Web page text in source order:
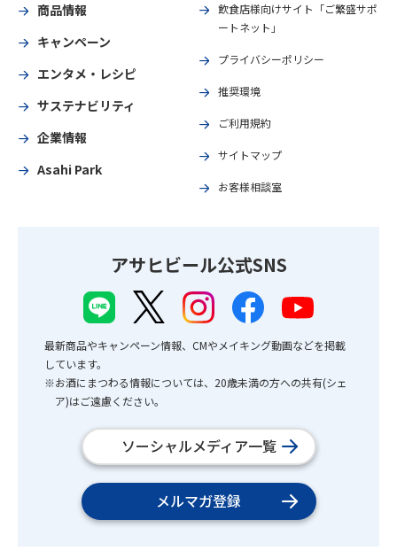
商品情報
キャンペーン
エンタメ・レシピ
サステナビリティ
企業情報
Asahi Park
飲食店様向けサイト「ご繁盛サポ
ートネット」
プライバシーポリシー
推奨環境
ご利用規約
サイトマップ
お客様相談室
アサヒビール公式SNS
最新商品やキャンペーン情報、CMやメイキング動画などを掲載
しています。
※お酒にまつわる情報については、20歳未満の方への共有(シェ
ア)はご遠慮ください。
ソーシャルメディア一覧
メルマガ登録